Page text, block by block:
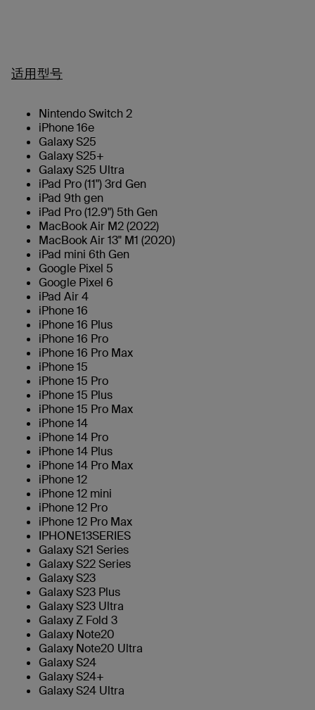
适用型号
Nintendo Switch 2
iPhone 16e
Galaxy S25
Galaxy S25+
Galaxy S25 Ultra
iPad Pro (11") 3rd Gen
iPad 9th gen
iPad Pro (12.9") 5th Gen
MacBook Air M2 (2022)
MacBook Air 13" M1 (2020)
iPad mini 6th Gen
Google Pixel 5
Google Pixel 6
iPad Air 4
iPhone 16
iPhone 16 Plus
iPhone 16 Pro
iPhone 16 Pro Max
iPhone 15
iPhone 15 Pro
iPhone 15 Plus
iPhone 15 Pro Max
iPhone 14
iPhone 14 Pro
iPhone 14 Plus
iPhone 14 Pro Max
iPhone 12
iPhone 12 mini
iPhone 12 Pro
iPhone 12 Pro Max
IPHONE13SERIES
Galaxy S21 Series
Galaxy S22 Series
Galaxy S23
Galaxy S23 Plus
Galaxy S23 Ultra
Galaxy Z Fold 3
Galaxy Note20
Galaxy Note20 Ultra
Galaxy S24
Galaxy S24+
Galaxy S24 Ultra